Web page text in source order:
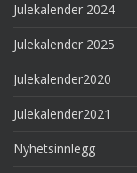
Julekalender 2024
Julekalender 2025
Julekalender2020
Julekalender2021
Nyhetsinnlegg